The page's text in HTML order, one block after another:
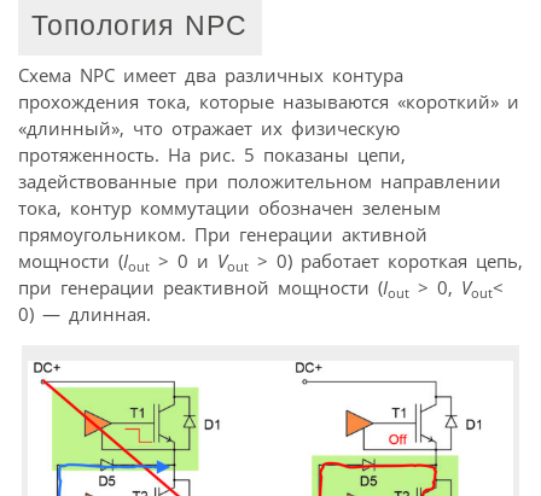
Топология NPC
Схема NPC имеет два различных контура
прохождения тока, которые называются «короткий» и
«длинный», что отражает их физическую
протяженность. На рис. 5 показаны цепи,
задействованные при положительном направлении
тока, контур коммутации обозначен зеленым
прямоугольником. При генерации активной
мощности (Iout > 0 и Vout > 0) работает короткая цепь,
при генерации реактивной мощности (Iout > 0, Vout<
0) — длинная.